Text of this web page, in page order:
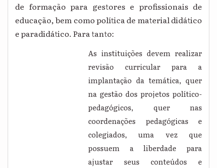
de formação para gestores e profissionais de
educação, bem como política de material didático
e paradidático. Para tanto:
As instituições devem realizar
revisão curricular para a
implantação da temática, quer
na gestão dos projetos político-
pedagógicos, quer nas
coordenações pedagógicas e
colegiados, uma vez que
possuem a liberdade para
ajustar seus conteúdos e